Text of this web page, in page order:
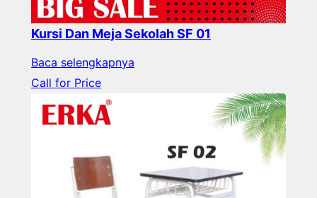
Kursi Dan Meja Sekolah SF 01
Baca selengkapnya
Call for Price